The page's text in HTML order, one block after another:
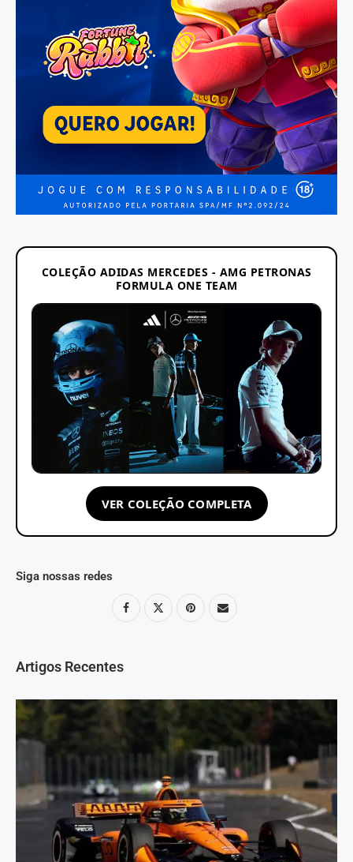
COLEÇÃO ADIDAS MERCEDES - AMG PETRONAS
FORMULA ONE TEAM
VER COLEÇÃO COMPLETA
Siga nossas redes
Artigos Recentes